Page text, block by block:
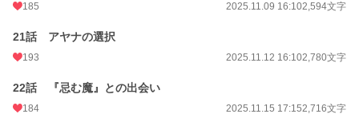
185 2025.11.09 16:102,594文字
21話 アヤナの選択
193 2025.11.12 16:102,780文字
22話 『忌む魔』との出会い
184 2025.11.15 17:152,716文字